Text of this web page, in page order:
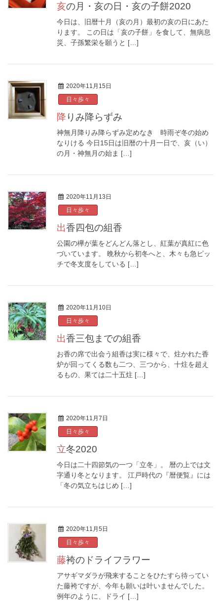
亥の月・亥の日・亥の子餅2020
今日は、旧暦十月（亥の月）最初の亥の日にあた
ります。 この日は「亥の子餅」を食して、無病息
災、子孫繁栄を願うと […]
2020年11月15日
日々歩々
降りみ降らずみ
神無月降りみ降らずみ定めなき 時雨ぞ冬の始め
なりける 今日15日は旧暦の十月一日で、亥（い）
の月・神無月の始ま […]
2020年11月13日
日々歩々
出香四包の組香
公園の欅が葉をどんどん落とし、紅葉が真紅に色
づいています。 晩秋から初冬へと、木々も急ピッ
チで冬支度をしている […]
2020年11月10日
日々歩々
出香三包までの組香
お香の席で出会う組香は実に様々で、炷かれた香
炉が回ってくる数も二つ、三つから、十炷を超え
るもの、果ては二十五炷 […]
2020年11月7日
日々歩々
立冬2020
今日は二十四節気の一つ「立冬」。 暦の上では文
字通り冬となります。 江戸時代の『暦便覧』には
「冬の気立ちはじめ […]
2020年11月5日
日々歩々
藤袴のドライフラワー
アサギマダラが飛来することをひたすら待ってい
た藤袴ですが、今年も願いは叶いませんでした。
例年のように、ドライ […]